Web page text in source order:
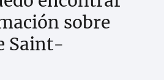
sobre
Saint-